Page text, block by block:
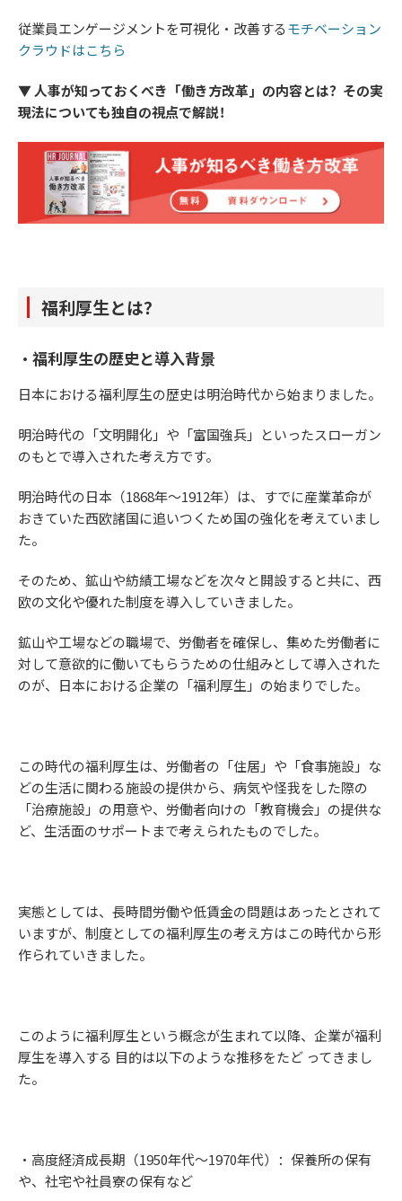
従業員エンゲージメントを可視化・改善するモチベーション
クラウドはこちら
▼ 人事が知っておくべき「働き方改革」の内容とは？その実
現法についても独自の視点で解説！
福利厚生とは？
・福利厚生の歴史と導入背景
日本における福利厚生の歴史は明治時代から始まりました。
明治時代の「文明開化」や「富国強兵」といったスローガン
のもとで導入された考え方です。
明治時代の日本（1868年〜1912年）は、すでに産業革命が
おきていた西欧諸国に追いつくため国の強化を考えていまし
た。
そのため、鉱山や紡績工場などを次々と開設すると共に、西
欧の文化や優れた制度を導入していきました。
鉱山や工場などの職場で、労働者を確保し、集めた労働者に
対して意欲的に働いてもらうための仕組みとして導入された
のが、日本における企業の「福利厚生」の始まりでした。
この時代の福利厚生は、労働者の「住居」や「食事施設」な
どの生活に関わる施設の提供から、病気や怪我をした際の
「治療施設」の用意や、労働者向けの「教育機会」の提供な
ど、生活面のサポートまで考えられたものでした。
実態としては、長時間労働や低賃金の問題はあったとされて
いますが、制度としての福利厚生の考え方はこの時代から形
作られていきました。
このように福利厚生という概念が生まれて以降、企業が福利
厚生を導入する 目的は以下のような推移をたど ってきまし
た。
・高度経済成長期（1950年代～1970年代）：保養所の保有
や、社宅や社員寮の保有など